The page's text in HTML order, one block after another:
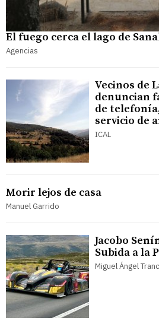
El fuego cerca el lago de
Agencias
Vecinos de
denuncian
de
servicio de
ICAL
Morir lejos de casa
Manuel Garrido
Jacobo
Subida a la
Miguel Ángel